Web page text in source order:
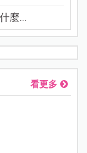
麼...
看更多